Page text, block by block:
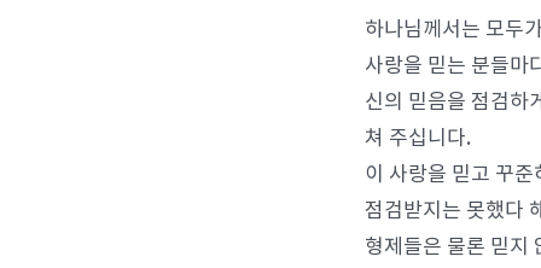
하나님께서는 모두
사랑을 믿는 분들마
신의 믿음을 점검하
쳐 주십니다.
이 사랑을 믿고 꾸
점검받지는 못했다
형제들은 물론 믿지